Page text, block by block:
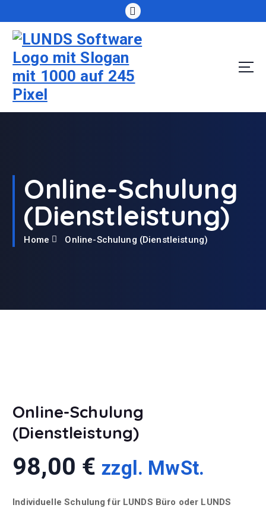
k
n
Online-Schulung
(Dienstleistung)
Home Online-Schulung (Dienstleistung)
Online-Schulung
(Dienstleistung)
98,00 € zzgl. MwSt.
Individuelle Schulung für LUNDS Büro oder LUNDS